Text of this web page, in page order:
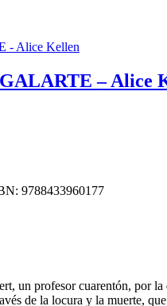
– Alice
9788433960177
un profesor cuarentón, por
de la locura y la muerte,